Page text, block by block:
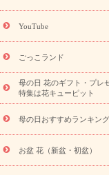
(トルコキキョウ)
ら探す
お祝いの花
念日
結婚祝い 出
寿祝い
プチギフト
供え・お悔やみ商品一覧
お供え プリザーブドフ
盆・初盆）
その他
YouTube
ごっこランド
母の日 花のギフト・プレ
特集は花キューピット
母の日おすすめランキング
お盆 花（新盆・初盆）